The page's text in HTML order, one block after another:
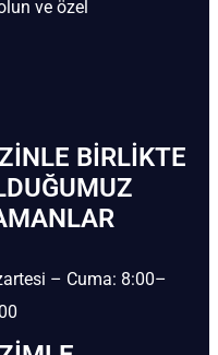
ve özel
BIRLIKTE
– Cuma: 8:00–